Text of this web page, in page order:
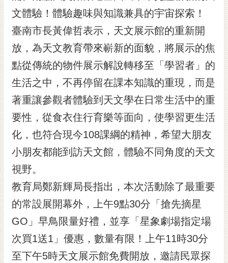
黃
偉
哲
螢
光
花
桐
花
祭
網
站
導
覽
閱
RSS
訂
文體驗！體驗趣味與知識兼具的宇宙探索！
臺南市長黃偉哲表示，天文展示館的重新開
放，為天文教育帶來嶄新的面貌，將展示的焦
點從傳統的物件展示解說轉移至「學習者」的
生活之中，不再停留在課本知識的重現，而是
著重讓參觀者體驗到天文學在日常生活中的重
要性，從食衣住行育樂等面向，使學習更生活
化，也符合現今108課綱的精神，希望大朋友
小朋友都能到訪天文館，體驗不同角度的天文
視野。
教育局鄭新輝局長指出，本次活動除了最重要
的常設展開幕外，上午9點30分「搶先摘星
GO」早鳥限量好禮，並享「星象劇場指定場
次買1送1」優惠，數量有限！上午11時30分
至下午5時天文展示館免費開放，邀請民眾探